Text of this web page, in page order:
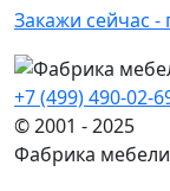
Закажи сейчас -
+7 (499) 490-02-
© 2001 - 2025
Фабрика мебели